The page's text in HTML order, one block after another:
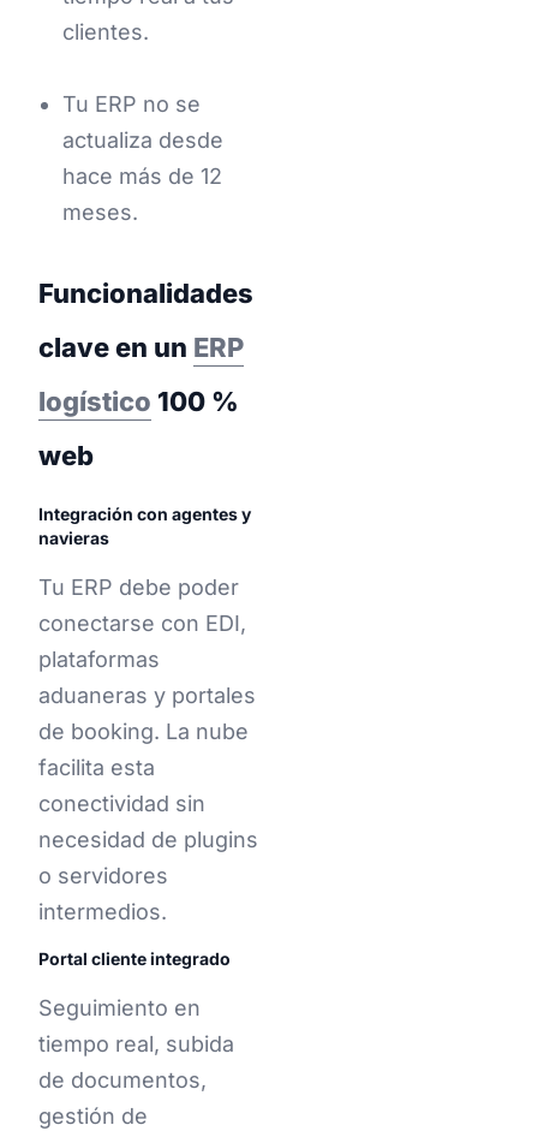
clientes.
Tu ERP no se
actualiza desde
hace más de 12
meses.
Funcionalidades
clave en un ERP
logístico 100 %
web
Integración con agentes y
navieras
Tu ERP debe poder
conectarse con EDI,
plataformas
aduaneras y portales
de booking. La nube
facilita esta
conectividad sin
necesidad de plugins
o servidores
intermedios.
Portal cliente integrado
Seguimiento en
tiempo real, subida
de documentos,
gestión de